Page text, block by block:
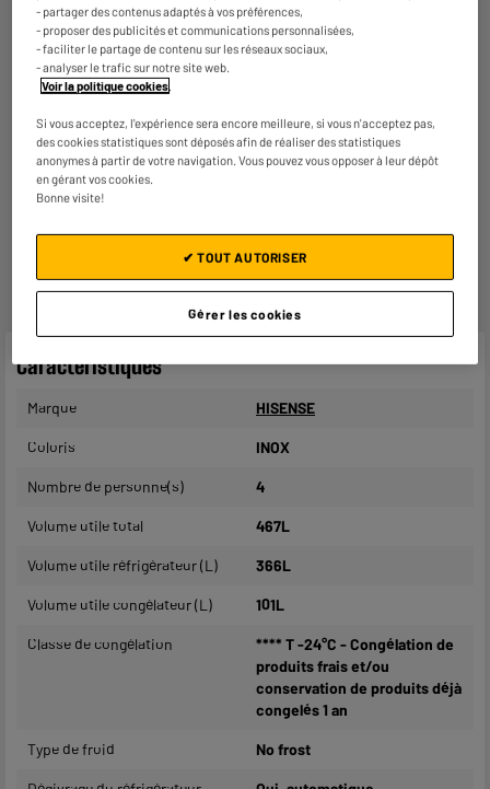
En savoir +
Consommez plus responsable, économisez
plus
par produit vendu d'ici 2030.En savoir +
Retours et échanges gratuits
- Retours
- Retours par voie postale : vos colis retours sont traités
dans le magasin le plus proche de chez vous pour limiter
les trajets et donc l’impact sur la planète. Les frais de
retour par voie postale restent à votre charge.
Caractéristiques
Marque HISENSE
Coloris INOX
Nombre de personne(s) 4
Volume utile total 467L
Volume utile réfrigérateur (L) 366L
Volume utile congélateur (L) 101L
Classe de congélation
**** T -24°C - Congélation de
produits frais et/ou
conservation de produits déjà
congelés 1 an
Type de froid No frost
- partager des contenus adaptés à vos préférences,
- proposer des publicités et communications personnalisées,
- faciliter le partage de contenu sur les réseaux sociaux,
- analyser le trafic sur notre site web.
Voir la politique cookies.
Si vous acceptez, l'expérience sera encore meilleure, si vous n'acceptez pas,
des cookies statistiques sont déposés afin de réaliser des statistiques
anonymes à partir de votre navigation. Vous pouvez vous opposer à leur dépôt
en gérant vos cookies.
Bonne visite!
Gérer les cookies
✔ TOUT AUTORISER